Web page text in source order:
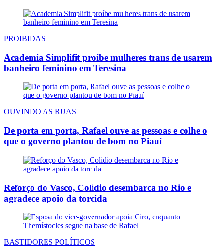
PROIBIDAS
Academia Simplifit proíbe mulheres trans de usarem
banheiro feminino em Teresina
OUVINDO AS RUAS
De porta em porta, Rafael ouve as pessoas e colhe o
que o governo plantou de bom no Piauí
Reforço do Vasco, Colidio desembarca no Rio e
agradece apoio da torcida
BASTIDORES POLÍTICOS